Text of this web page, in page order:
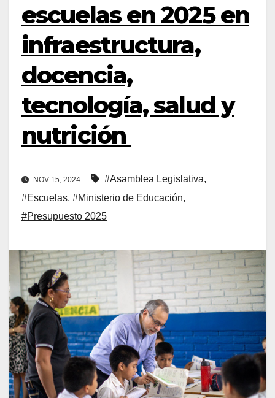
escuelas en 2025 en
infraestructura,
docencia,
tecnología, salud y
nutrición
NOV 15, 2024 #Asamblea Legislativa,
#Escuelas, #Ministerio de Educación,
#Presupuesto 2025